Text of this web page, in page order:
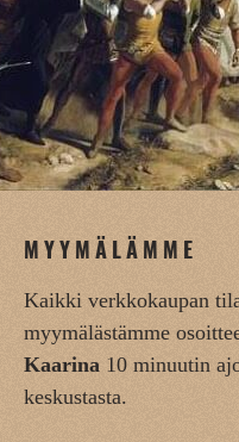
MYYMÄLÄMME
Kaikki verkkokaupan
myymälästämme
Kaarina 10 minuutin
keskustasta.